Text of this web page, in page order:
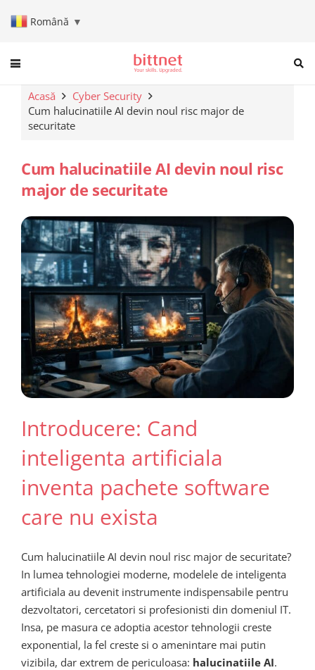
Română ▼
When autocomplete results
Acasă
Cyber Security
Cum halucinatiile AI devin noul risc major de
securitate
Cum halucinatiile AI devin noul risc
major de securitate
Introducere: Cand
inteligenta artificiala
inventa pachete software
care nu exista
Cum halucinatiile AI devin noul risc major de securitate?
In lumea tehnologiei moderne, modelele de inteligenta
artificiala au devenit instrumente indispensabile pentru
dezvoltatori, cercetatori si profesionisti din domeniul IT.
Insa, pe masura ce adoptia acestor tehnologii creste
exponential, la fel creste si o amenintare mai putin
vizibila, dar extrem de periculoasa: halucinatiile AI.